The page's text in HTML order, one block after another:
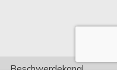
Beschwerdekanal